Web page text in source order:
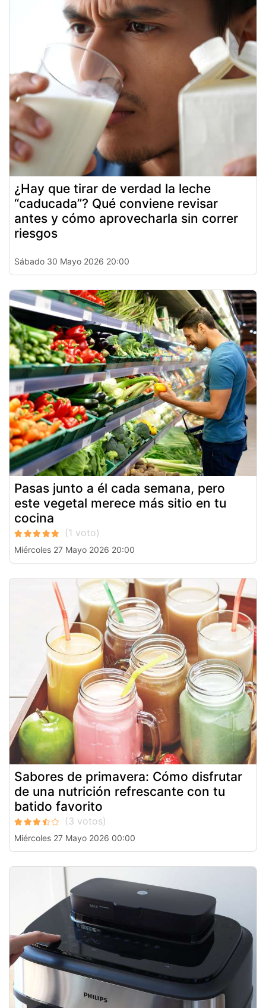
¿Hay que tirar de verdad la leche
“caducada”? Qué conviene revisar
antes y cómo aprovecharla sin correr
riesgos
Sábado 30 Mayo 2026 20:00
Pasas junto a él cada semana, pero
este vegetal merece más sitio en tu
cocina
Miércoles 27 Mayo 2026 20:00
Sabores de primavera: Cómo disfrutar
de una nutrición refrescante con tu
batido favorito
Miércoles 27 Mayo 2026 00:00